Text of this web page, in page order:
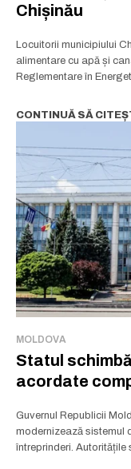
Chișinău
Locuitorii municipiului
alimentare cu apă și
Reglementare în
CONTINUĂ SĂ
MOLDOVA
Statul
acordate
Guvernul Republicii
modernizează sistemul
întreprinderi. Autoritățile